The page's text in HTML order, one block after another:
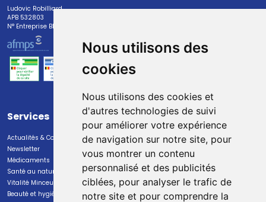
Nous utilisons des
cookies
Nous utilisons des cookies et
d'autres technologies de suivi
pour améliorer votre expérience
de navigation sur notre site, pour
vous montrer un contenu
personnalisé et des publicités
ciblées, pour analyser le trafic de
notre site et pour comprendre la
Ludovic Robilliard
APB 532803
N° Entreprise BE0447.382.113
Services
Actualités & Conseils
Newsletter
Médicaments
Santé au naturel
Vitalité Minceur Nutrition
Beauté et hygiène
Paiement
Paiement sécurisé